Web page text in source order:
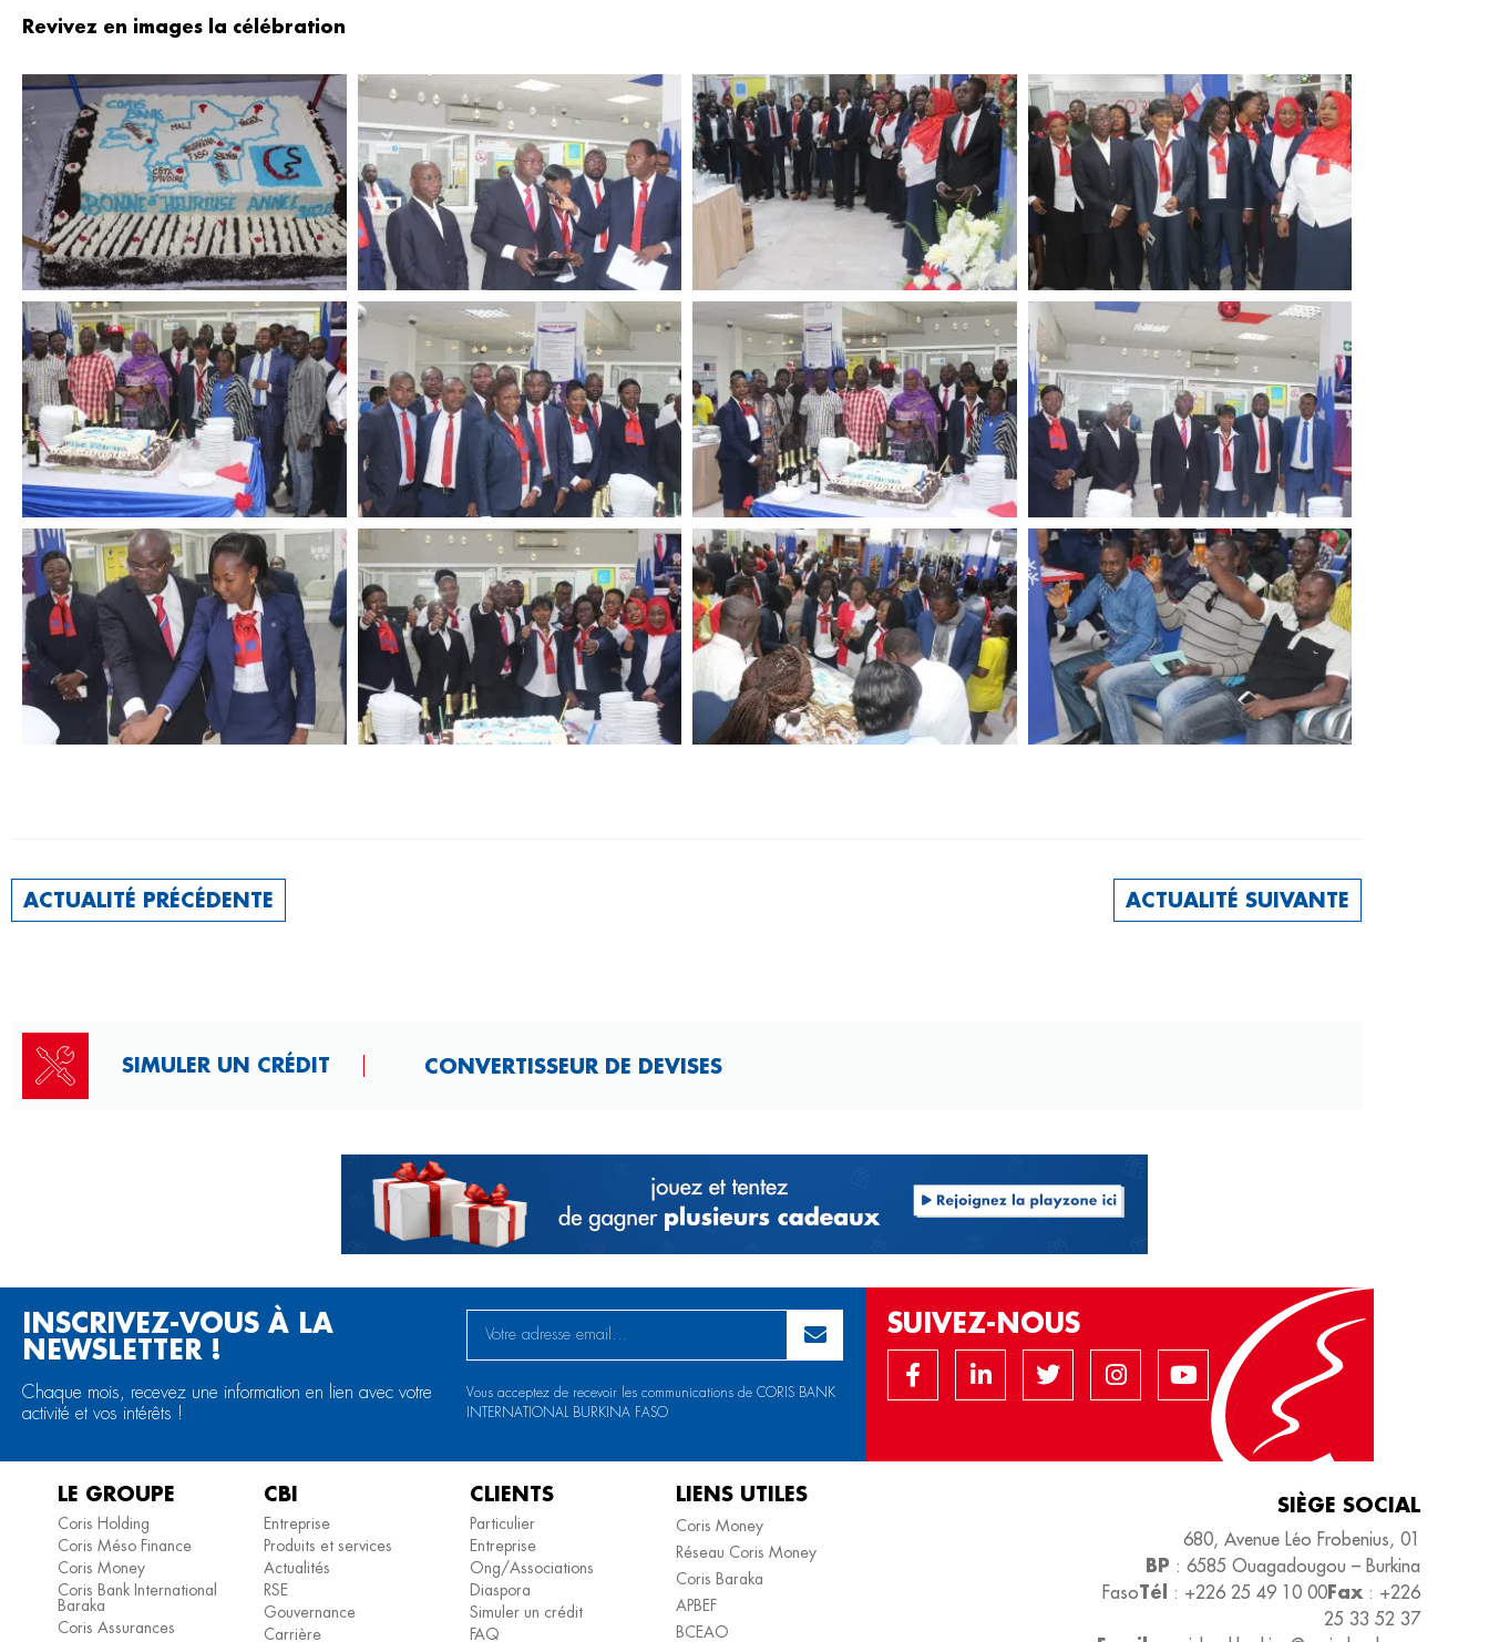
Revivez en images la célébration
ACTUALITÉ PRÉCÉDENTE ACTUALITÉ SUIVANTE
SIMULER UN CRÉDIT CONVERTISSEUR DE DEVISES​
INSCRIVEZ-VOUS À LA
NEWSLETTER !
Chaque mois, recevez une information en lien avec votre
activité et vos intérêts !
Vous acceptez de recevoir les communications de CORIS BANK
INTERNATIONAL BURKINA FASO
SUIVEZ-NOUS
LE GROUPE
Coris Holding
Coris Méso Finance
Coris Money
Coris Bank International
Baraka
Coris Assurances
CBI
Entreprise
Produits et services
Actualités
RSE
Gouvernance
Carrière
CLIENTS
Particulier
Entreprise
Ong/Associations
Diaspora
Simuler un crédit
FAQ
LIENS UTILES
Coris Money
Réseau Coris Money
Coris Baraka
APBEF
BCEAO
SIÈGE SOCIAL
680, Avenue Léo Frobenius, 01
BP : 6585 Ouagadougou – Burkina
FasoTél : +226 25 49 10 00Fax : +226
25 33 52 37